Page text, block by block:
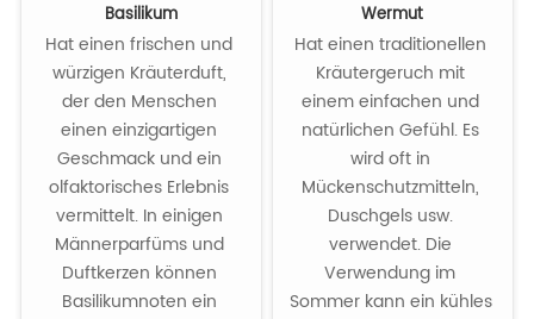
Basilikum
Hat einen frischen und
würzigen Kräuterduft,
der den Menschen
einen einzigartigen
Geschmack und ein
olfaktorisches Erlebnis
vermittelt. In einigen
Männerparfüms und
Duftkerzen können
Basilikumnoten ein
Wermut
Hat einen traditionellen
Kräutergeruch mit
einem einfachen und
natürlichen Gefühl. Es
wird oft in
Mückenschutzmitteln,
Duschgels usw.
verwendet. Die
Verwendung im
Sommer kann ein kühles